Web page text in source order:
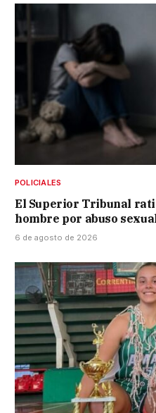
POLICIALES
El Superior Tribunal
hombre por abuso
6 de agosto de 2026